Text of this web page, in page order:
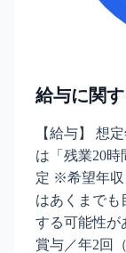
給与に関
【給与】 想
は「残業20
定 ※希望年
はあくまでも
する可能性が
賞与／年2回